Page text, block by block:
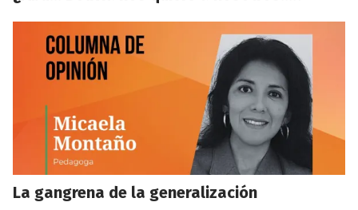
La gangrena de la generalización